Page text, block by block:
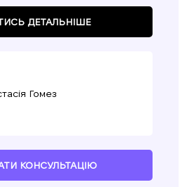
ДЕТАЛЬНІШЕ
Гомез
КОНСУЛЬТАЦІЮ